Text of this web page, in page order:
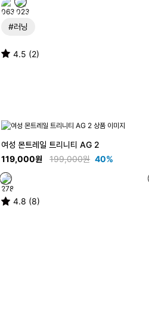
#러닝
4.5 (2)
여성 몬트레일 트리니티 AG 2
119,000원
199,000원 40%
4.8 (8)